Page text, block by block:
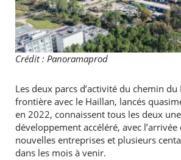
Crédit : Panoramaprod
Les deux parcs d’activité du chemin du
frontière avec le Haillan, lancés
en 2022, connaissent tous les deux
développement accéléré, avec
nouvelles entreprises et plusieurs
dans les mois à venir.